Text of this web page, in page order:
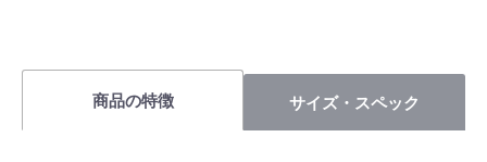
商品の特徴 サイズ・スペック